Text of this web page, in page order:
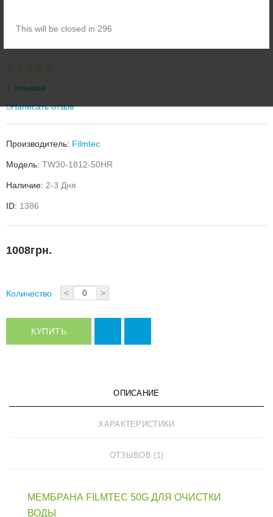
This will be closed in 296
1 отзывов
Написать отзыв
Производитель: Filmtec
Модель: TW30-1812-50HR
Наличие: 2-3 Дня
ID: 1386
1008грн.
Количество < >
КУПИТЬ
ОПИСАНИЕ
ХАРАКТЕРИСТИКИ
ОТЗЫВОВ (1)
МЕМБРАНА FILMTEC 50G ДЛЯ ОЧИСТКИ
ВОДЫ